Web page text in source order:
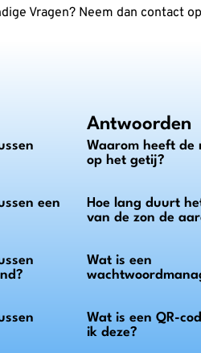
Vragen? Neem dan contact
een
Antwoorden
Waarom heeft de
op het getij?
Hoe lang duurt
van de zon de
Wat is een
Wat is een QR-
ik deze?